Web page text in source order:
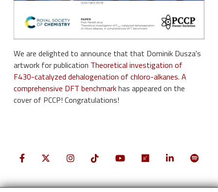
We are delighted to announce that that Dominik Dusza's
artwork for publication Theoretical investigation of
F430-catalyzed dehalogenation of chloro-alkanes. A
comprehensive DFT benchmarkhas appeared on the
cover of PCCP! Congratulations!